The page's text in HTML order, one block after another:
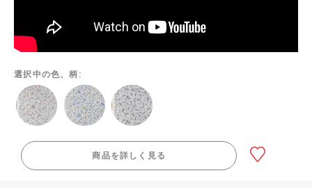
選択中の色、柄:
商品を詳しく見る